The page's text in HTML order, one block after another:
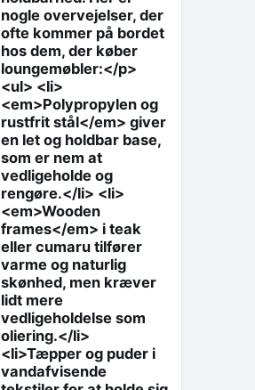
nogle overvejelser, der
ofte kommer på bordet
hos dem, der køber
loungemøbler:</p>
<ul> <li>
<em>Polypropylen og
rustfrit stål</em> giver
en let og holdbar base,
som er nem at
vedligeholde og
rengøre.</li> <li>
<em>Wooden
frames</em> i teak
eller cumaru tilfører
varme og naturlig
skønhed, men kræver
lidt mere
vedligeholdelse som
oliering.</li>
<li>Tæpper og puder i
vandafvisende